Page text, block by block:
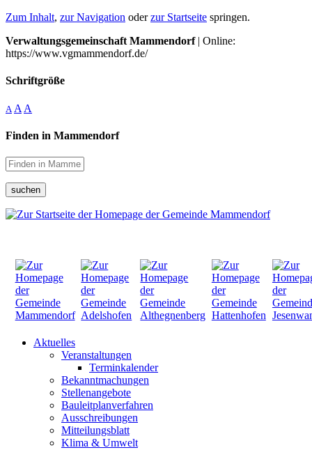
Zum Inhalt, zur Navigation oderzur Startseite springen.
Verwaltungsgemeinschaft Mammendorf| Online:
https://www.vgmammendorf.de/
Schriftgröße
A A A
Finden in Mammendorf
suchen
Aktuelles
Veranstaltungen
Terminkalender
Bekanntmachungen
Stellenangebote
Bauleitplanverfahren
Ausschreibungen
Mitteilungsblatt
Klima & Umwelt